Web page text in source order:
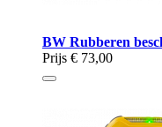
BW Rubberen
Prijs € 73,00